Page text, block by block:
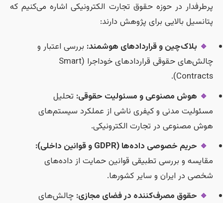
در حوزه حقوق تجارت الکترونیکی اشاره می‌کنیم که
بالایی برای پژوهش دارند:
🔹
بلاک‌چین و قراردادهای هوشمند:بررسی اعتبار و
چالش‌های حقوقی قراردادهای خوداجرا (Smart
🔹
هوش مصنوعی و مسئولیت حقوقی:تحلیل
مدنی و کیفری ناشی از عملکرد سیستم‌های
مصنوعی در تجارت الکترونیکی.
🔹
حریم خصوصی داده‌ها (GDPR و قوانین داخلی):
و بررسی تطبیقی قوانین حمایت از داده‌های
در ایران و سایر کشورها.
🔹
حقوق مصرف‌کننده در فضای مجازی:چالش‌های